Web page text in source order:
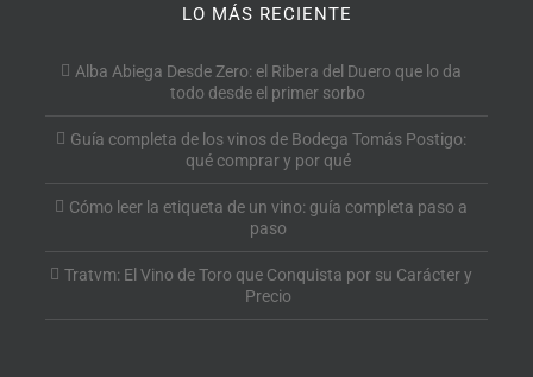
LO MÁS RECIENTE
Alba Abiega Desde Zero: el Ribera del Duero que lo da
todo desde el primer sorbo
Guía completa de los vinos de Bodega Tomás Postigo:
qué comprar y por qué
Cómo leer la etiqueta de un vino: guía completa paso a
paso
Tratvm: El Vino de Toro que Conquista por su Carácter y
Precio